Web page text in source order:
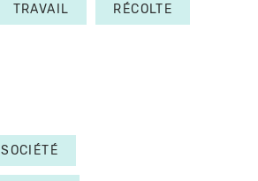
TRAVAIL RÉCOLTE
SOCIÉTÉ